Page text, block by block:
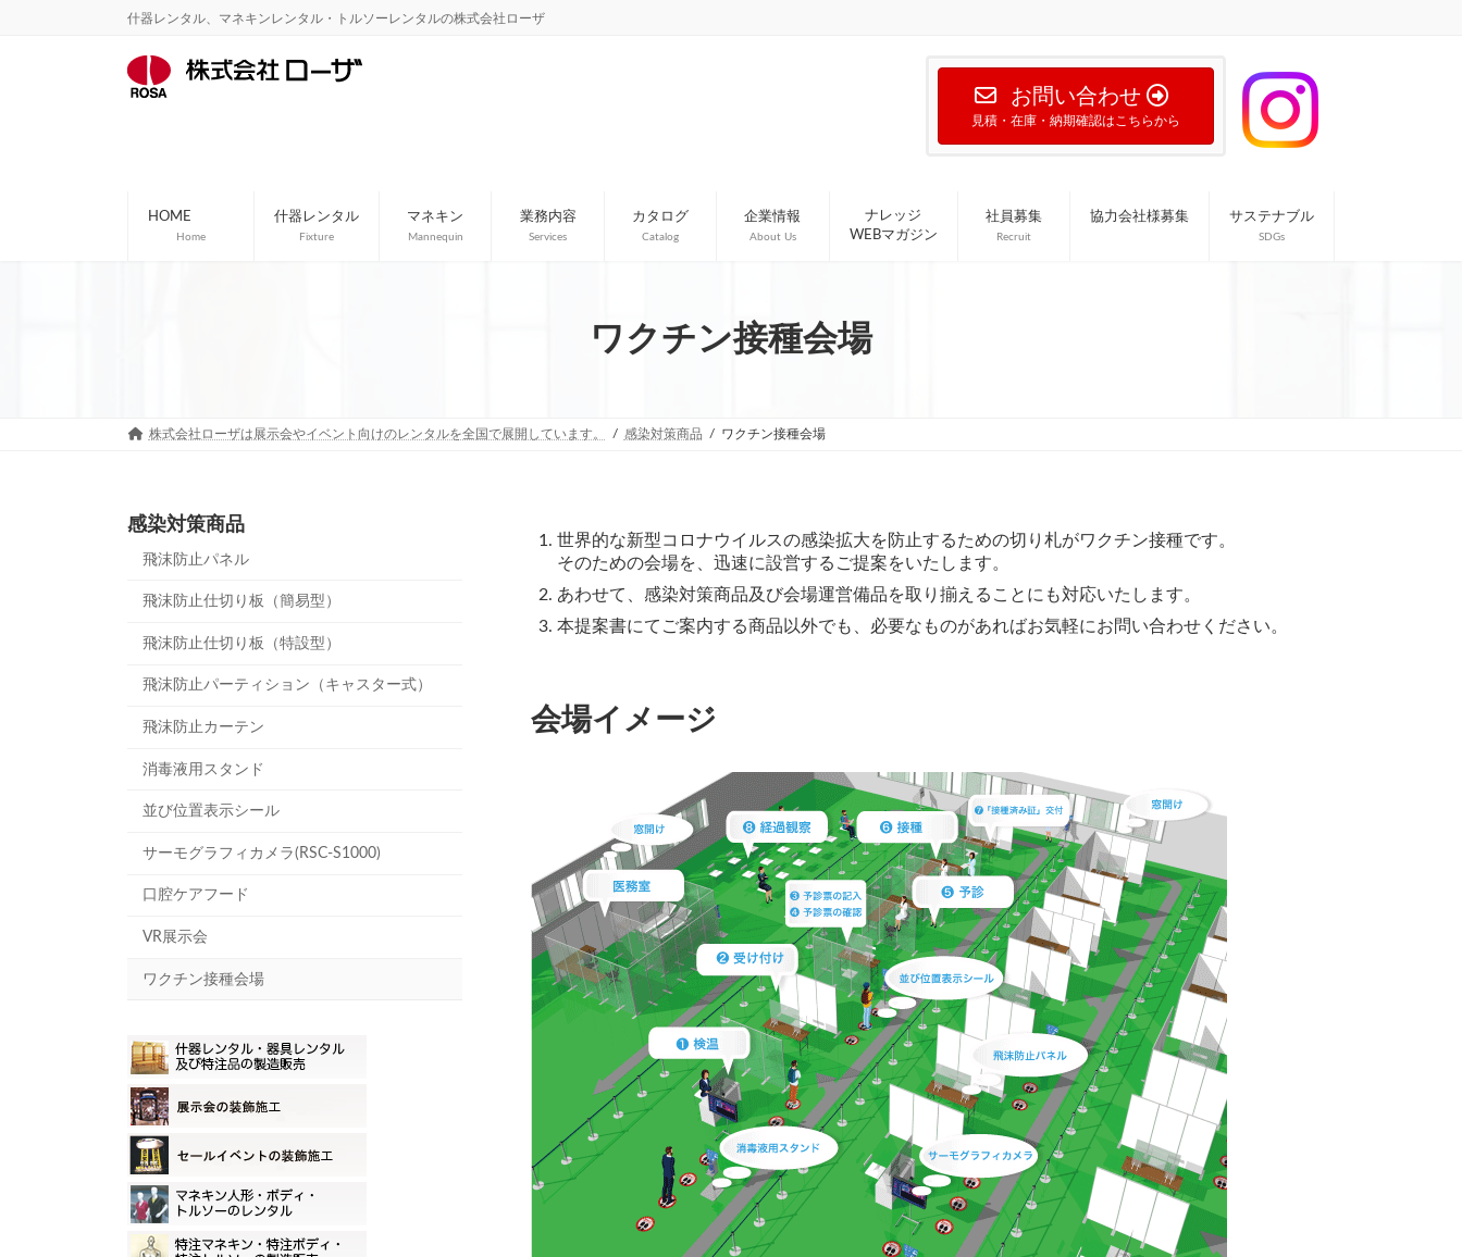
什器レンタル、マネキンレンタル・トルソーレンタルの株式会社ローザ
お問い合わせ
見積・在庫・納期確認はこちらから
HOME
Home
什器レンタル
Fixture
マネキン
Mannequin
業務内容
Services
カタログ
Catalog
企業情報
About Us
ナレッジ
WEBマガジン
社員募集
Recruit
協力会社様募集 サステナブル
SDGs
ワクチン接種会場
株式会社ローザは展示会やイベント向けのレンタルを全国で展開しています。 感染対策商品 ワクチン接種会場
世界的な新型コロナウイルスの感染拡大を防止するための切り札がワクチン接種です。
そのための会場を、迅速に設営するご提案をいたします。
あわせて、感染対策商品及び会場運営備品を取り揃えることにも対応いたします。
本提案書にてご案内する商品以外でも、必要なものがあればお気軽にお問い合わせください。
会場イメージ
感染対策商品
飛沫防止パネル
飛沫防止仕切り板（簡易型）
飛沫防止仕切り板（特設型）
飛沫防止パーティション（キャスター式）
飛沫防止カーテン
消毒液用スタンド
並び位置表示シール
サーモグラフィカメラ(RSC-S1000)
口腔ケアフード
VR展示会
ワクチン接種会場